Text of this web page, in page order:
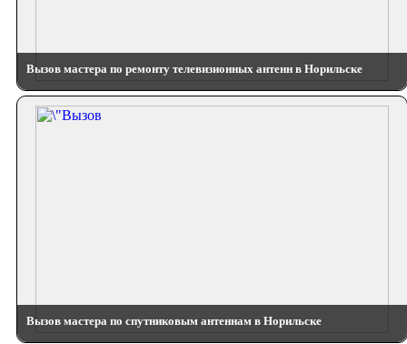
Вызов мастера по ремонту телевизионных антенн в Норильске
Вызов мастера по спутниковым антеннам в Норильске